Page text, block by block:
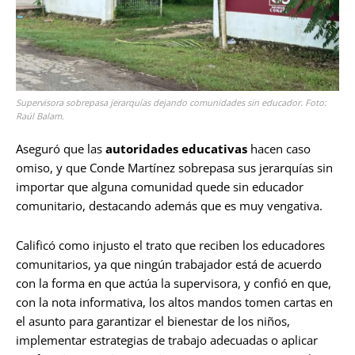
Supervisora sobrepasa jerarquías dejando comunidades sin educador. Foto:
Raúl Balam.
Aseguró que las autoridades educativas hacen caso
omiso, y que Conde Martínez sobrepasa sus jerarquías sin
importar que alguna comunidad quede sin educador
comunitario, destacando además que es muy vengativa.
Calificó como injusto el trato que reciben los educadores
comunitarios, ya que ningún trabajador está de acuerdo
con la forma en que actúa la supervisora, y confió en que,
con la nota informativa, los altos mandos tomen cartas en
el asunto para garantizar el bienestar de los niños,
implementar estrategias de trabajo adecuadas o aplicar